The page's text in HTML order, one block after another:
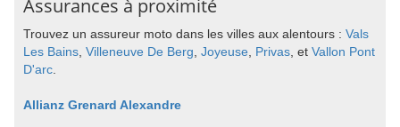
Assurances à proximité
Trouvez un assureur moto dans les villes aux alentours : Vals
Les Bains Villeneuve De Berg Joyeuse Privas , et Vallon Pont
D'arc
Allianz Grenard Alexandre